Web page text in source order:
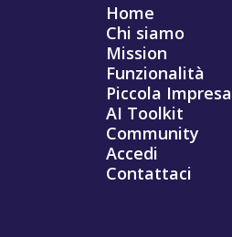
Home
Chi siamo
Mission
Funzionalità
Piccola Impresa
AI Toolkit
Community
Accedi
Contattaci